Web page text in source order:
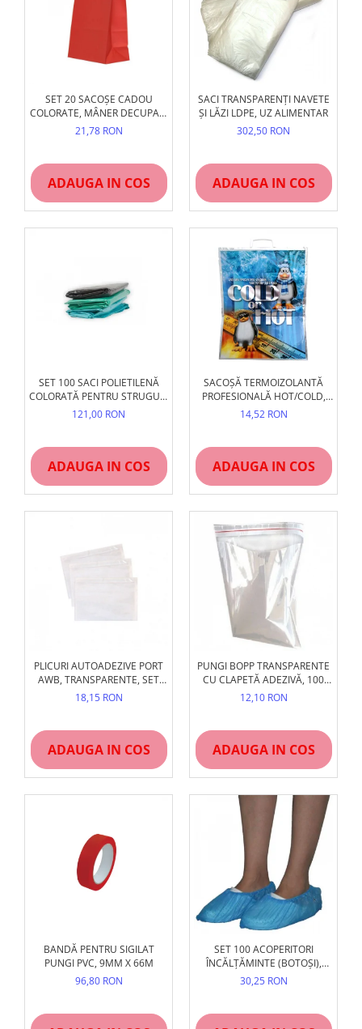
SET 20 SACOȘE CADOU
COLORATE, MÂNER DECUPAT,
MIX CULORI
21,78 RON
ADAUGA IN COS
SACI TRANSPARENȚI NAVETE
ȘI LĂZI LDPE, UZ ALIMENTAR
302,50 RON
ADAUGA IN COS
SET 100 SACI POLIETILENĂ
COLORATĂ PENTRU STRUGURI
ȘI RECOLTARE, REZISTENȚI,
53X95 CM
121,00 RON
ADAUGA IN COS
SACOȘĂ TERMOIZOLANTĂ
PROFESIONALĂ HOT/COLD,
REUTILIZABILĂ, ÎNCHIDERE
FERMĂ
14,52 RON
ADAUGA IN COS
PLICURI AUTOADEZIVE PORT
AWB, TRANSPARENTE, SET
100/250/500/1000 BUC
18,15 RON
ADAUGA IN COS
PUNGI BOPP TRANSPARENTE
CU CLAPETĂ ADEZIVĂ, 100
BUC/SET
12,10 RON
ADAUGA IN COS
BANDĂ PENTRU SIGILAT
PUNGI PVC, 9MM X 66M
96,80 RON
SET 100 ACOPERITORI
ÎNCĂLȚĂMINTE (BOTOȘI),
ALBAȘTRI, UNIVERSALI
30,25 RON